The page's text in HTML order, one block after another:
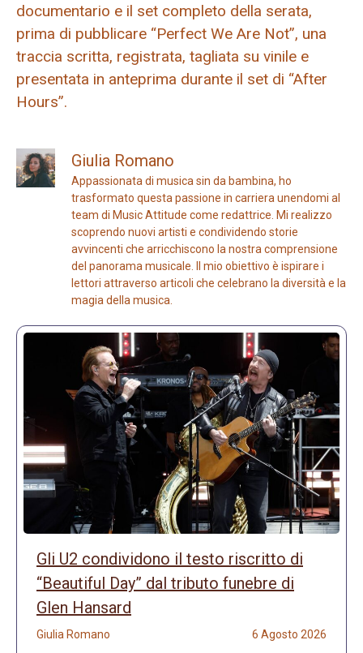
documentario e il set completo della serata,
prima di pubblicare “Perfect We Are Not”, una
traccia scritta, registrata, tagliata su vinile e
presentata in anteprima durante il set di “After
Hours”.
Giulia Romano
Appassionata di musica sin da bambina, ho
trasformato questa passione in carriera unendomi al
team di Music Attitude come redattrice. Mi realizzo
scoprendo nuovi artisti e condividendo storie
avvincenti che arricchiscono la nostra comprensione
del panorama musicale. Il mio obiettivo è ispirare i
lettori attraverso articoli che celebrano la diversità e la
magia della musica.
Gli U2 condividono il testo riscritto di
“Beautiful Day” dal tributo funebre di
Glen Hansard
Giulia Romano 6 Agosto 2026